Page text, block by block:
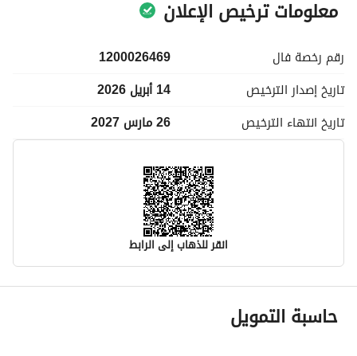
معلومات ترخيص الإعلان
رقم رخصة فال
1200026469
تاريخ إصدار الترخيص
14 أبريل 2026
تاريخ انتهاء الترخيص 26 مارس 2027
انقر للذهاب إلى الرابط
معلومات مسؤول الإعلان
اسم المسؤول
حاسبة التمويل